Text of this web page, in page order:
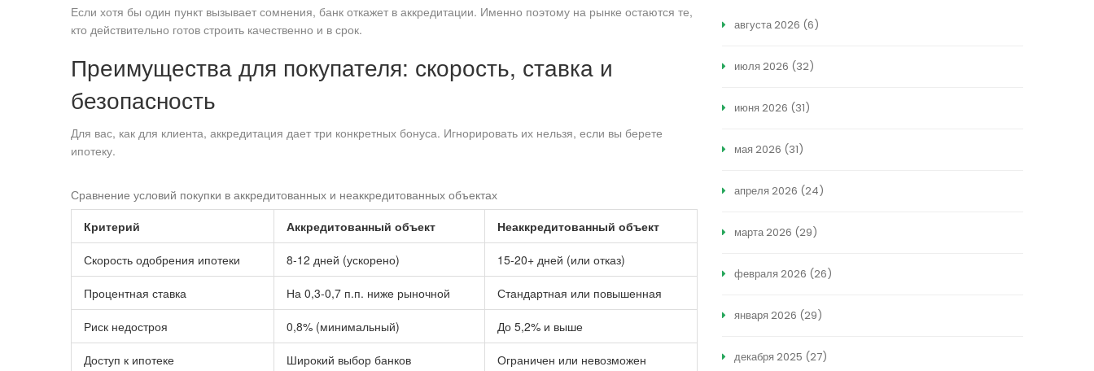
Если хотя бы один пункт вызывает сомнения, банк откажет в аккредитации. Именно поэтому на рынке остаются те,
кто действительно готов строить качественно и в срок.
Преимущества для покупателя: скорость, ставка и
безопасность
Для вас, как для клиента, аккредитация дает три конкретных бонуса. Игнорировать их нельзя, если вы берете
ипотеку.
Сравнение условий покупки в аккредитованных и неаккредитованных объектах
Критерий
Аккредитованный объект Неаккредитованный объект
Скорость одобрения ипотеки 8-12 дней (ускорено) 15-20+ дней (или отказ)
Процентная ставка На 0,3-0,7 п.п. ниже рыночной Стандартная или повышенная
Риск недостроя 0,8% (минимальный) До 5,2% и выше
Доступ к ипотеке Широкий выбор банков Ограничен или невозможен
августа 2026 (6)
июля 2026 (32)
июня 2026 (31)
мая 2026 (31)
апреля 2026 (24)
марта 2026 (29)
февраля 2026 (26)
января 2026 (29)
декабря 2025 (27)